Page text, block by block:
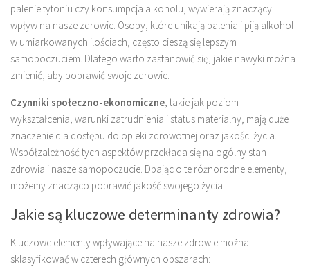
palenie tytoniu czy konsumpcja alkoholu, wywierają znaczący
wpływ na nasze zdrowie. Osoby, które unikają palenia i piją alkohol
w umiarkowanych ilościach, często cieszą się lepszym
samopoczuciem. Dlatego warto zastanowić się, jakie nawyki można
zmienić, aby poprawić swoje zdrowie.
Czynniki społeczno-ekonomiczne, takie jak poziom
wykształcenia, warunki zatrudnienia i status materialny, mają duże
znaczenie dla dostępu do opieki zdrowotnej oraz jakości życia.
Współzależność tych aspektów przekłada się na ogólny stan
zdrowia i nasze samopoczucie. Dbając o te różnorodne elementy,
możemy znacząco poprawić jakość swojego życia.
Jakie są kluczowe determinanty zdrowia?
Kluczowe elementy wpływające na nasze zdrowie można
sklasyfikować w czterech głównych obszarach: